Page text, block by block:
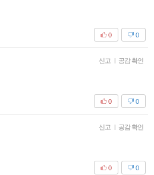
0
0
신고 | 공감 확인
0
0
신고 | 공감 확인
0
0